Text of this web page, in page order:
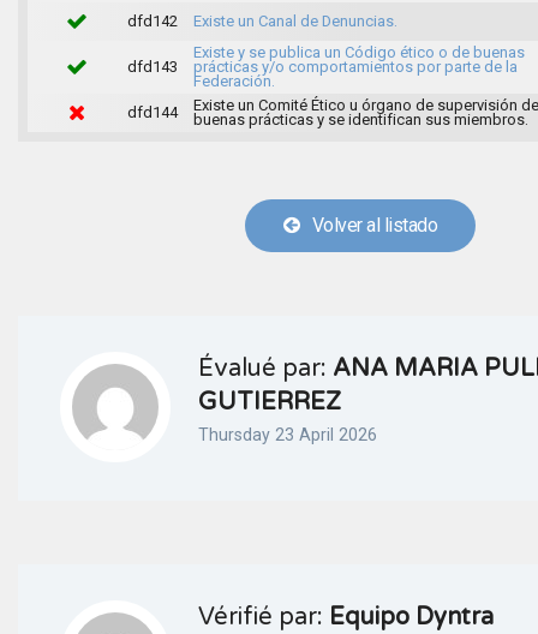
dfd142
Existe un Canal de Denuncias.
dfd143
Existe y se publica un Código ético o de buenas
prácticas y/o comportamientos por parte de la
Federación.
dfd144
Existe un Comité Ético u órgano de supervisión de
buenas prácticas y se identifican sus miembros.
Volver al listado
Évalué par: ANA MARIA
GUTIERREZ
Thursday 23 April 2026
Vérifié par: Equipo Dyntra